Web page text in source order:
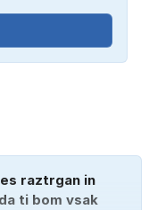
raztrgan in
ti bom vsak